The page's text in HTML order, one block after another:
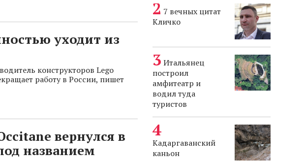
уходит из
конструкторов Lego
работу в России, пишет
вернулся в
названием
7 вечных цитат
Кличко
Итальянец
построил
амфитеатр и
водил туда
туристов
Кадаргаванский
каньон